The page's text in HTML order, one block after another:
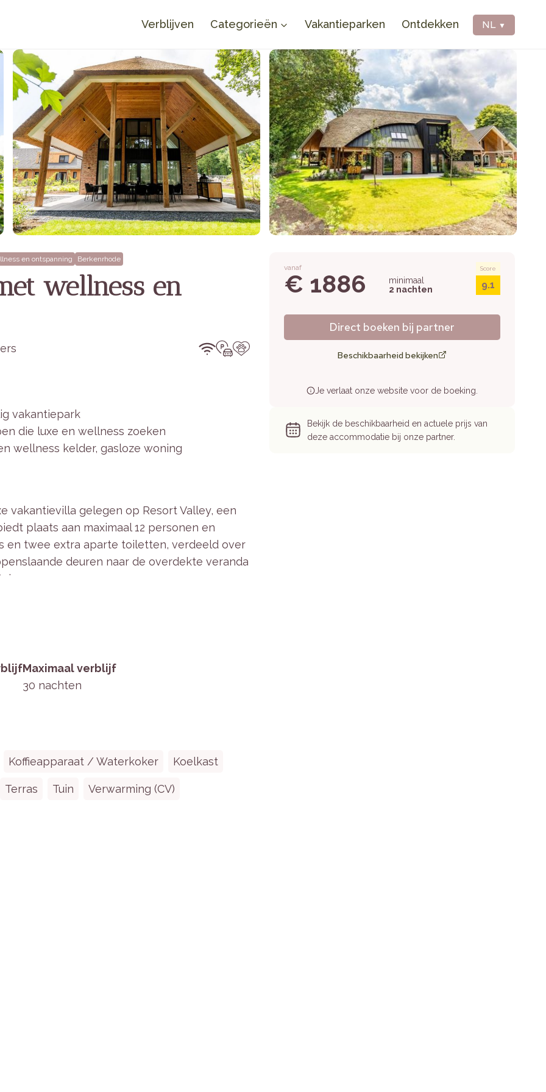
Verblijven Categorieën Vakantieparken Ontdekken NL ▼
en ontspanning Berkenrhode
wellness en
vakantiepark
die luxe en wellness zoeken
wellness kelder, gasloze woning
vakantievilla gelegen op Resort Valley, een
plaats aan maximaal 12 personen en
en twee extra aparte toiletten, verdeeld over
deuren naar de overdekte veranda
De villa is volledig gasloos en duurzaam
zoals waterbesparende douchekoppen en
Maximaal verblijf
30 nachten
Koffieapparaat / Waterkoker Koelkast
Terras Tuin Verwarming (CV)
vanaf
€ 1886
minimaal
2 nachten
Score
9.1
Direct boeken bij partner
Beschikbaarheid bekijken
Je verlaat onze website voor de boeking.
Bekijk de beschikbaarheid en actuele prijs van
deze accommodatie bij onze partner.